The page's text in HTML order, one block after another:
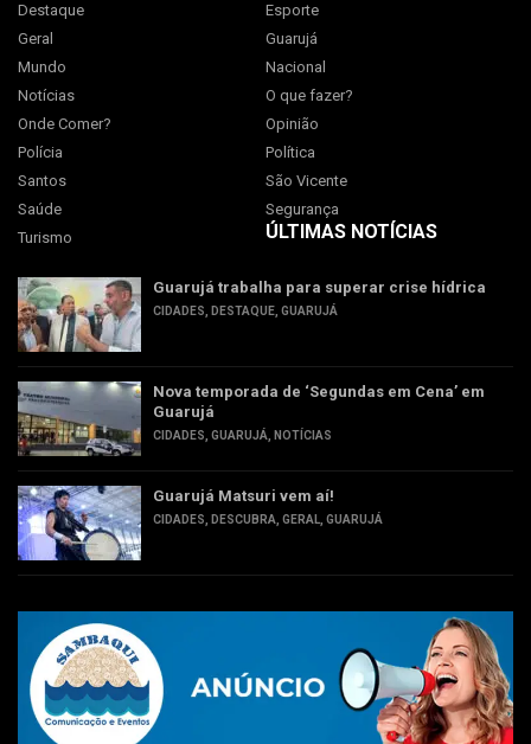
Destaque
Esporte
Geral
Guarujá
Mundo
Nacional
Notícias
O que fazer?
Onde Comer?
Opinião
Polícia
Política
Santos
São Vicente
Saúde
Segurança
Turismo
ÚLTIMAS NOTÍCIAS
Guarujá trabalha para superar crise hídrica
CIDADES DESTAQUE GUARUJÁ
Nova temporada de ‘Segundas em Cena’ em
Guarujá
CIDADES GUARUJÁ NOTÍCIAS
Guarujá Matsuri vem aí!
CIDADES DESCUBRA GERAL GUARUJÁ